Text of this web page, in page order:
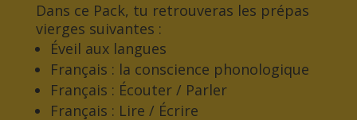
Dans ce Pack, tu retrouveras les prépas
vierges suivantes :
Éveil aux langues
Français : la conscience phonologique
Français : Écouter / Parler
Français : Lire / Écrire